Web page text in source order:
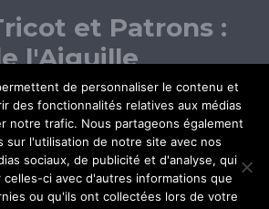
et Patrons :
l'Aiguille
de personnaliser le contenu et
des fonctionnalités relatives aux médias
notre trafic. Nous partageons également
sur l'utilisation de notre site avec nos
sociaux, de publicité et d'analyse, qui
celles-ci avec d'autres informations que
ou qu'ils ont collectées lors de votre